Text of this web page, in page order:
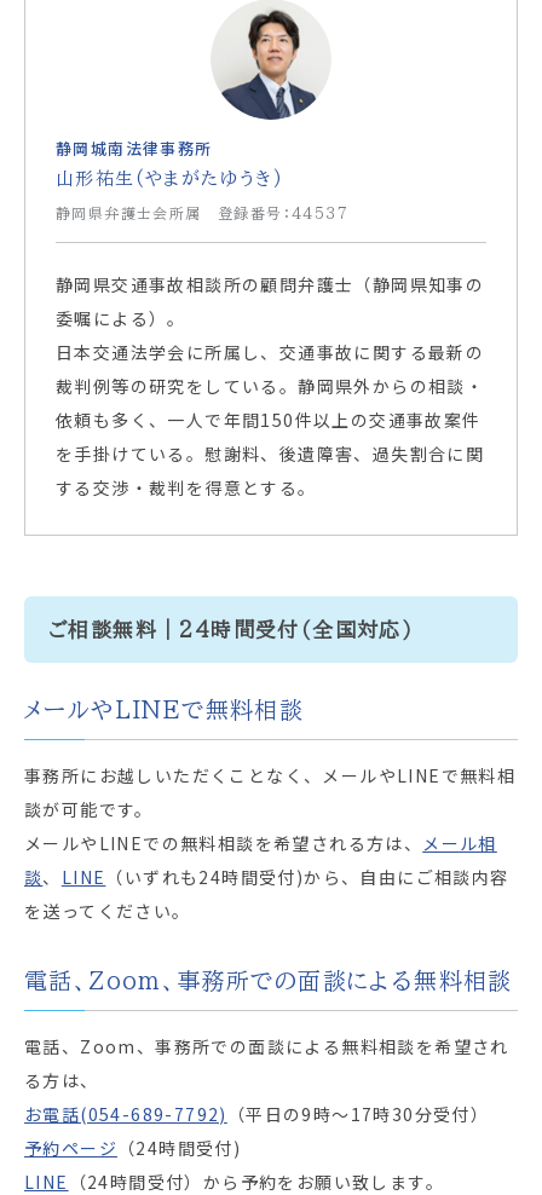
静岡城南法律事務所
山形祐生(やまがたゆうき)
静岡県弁護士会所属 登録番号：44537
静岡県交通事故相談所の顧問弁護士（静岡県知事の
委嘱による）。
日本交通法学会に所属し、交通事故に関する最新の
裁判例等の研究をしている。静岡県外からの相談・
依頼も多く、一人で年間150件以上の交通事故案件
を手掛けている。慰謝料、後遺障害、過失割合に関
する交渉・裁判を得意とする。
ご相談無料｜24時間受付（全国対応）
メールやLINEで無料相談
事務所にお越しいただくことなく、メールやLINEで無料相
談が可能です。
メールやLINEでの無料相談を希望される方は、 メール相
談、 LINE （いずれも24時間受付)から、自由にご相談内容
を送ってください。
電話、Zoom、事務所での面談による無料相談
電話、Zoom、事務所での面談による無料相談を希望され
る方は、
お電話(054-689-7792)
（平日の9時～17時30分受付）
予約ページ （24時間受付)
LINE
（24時間受付）から予約をお願い致します。